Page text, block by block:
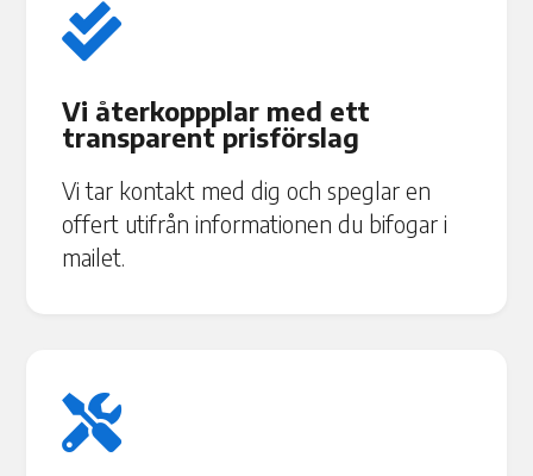

Vi återkoppplar med ett
transparent prisförslag
Vi tar kontakt med dig och speglar en
offert utifrån informationen du bifogar i
mailet.
